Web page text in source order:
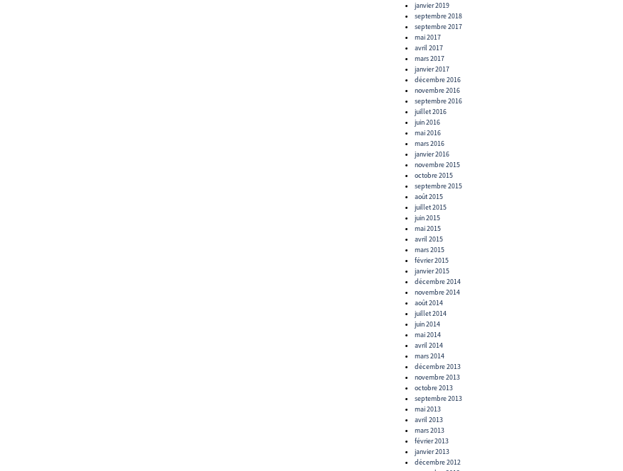
janvier 2019
septembre 2018
septembre 2017
mai 2017
avril 2017
mars 2017
janvier 2017
décembre 2016
novembre 2016
septembre 2016
juillet 2016
juin 2016
mai 2016
mars 2016
janvier 2016
novembre 2015
octobre 2015
septembre 2015
août 2015
juillet 2015
juin 2015
mai 2015
avril 2015
mars 2015
février 2015
janvier 2015
décembre 2014
novembre 2014
août 2014
juillet 2014
juin 2014
mai 2014
avril 2014
mars 2014
décembre 2013
novembre 2013
octobre 2013
septembre 2013
mai 2013
avril 2013
mars 2013
février 2013
janvier 2013
décembre 2012